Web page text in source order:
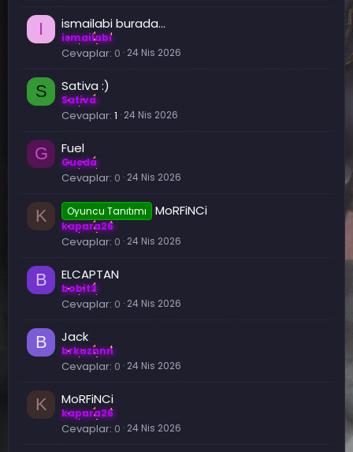
I ismailabi burada...
ismailabi
Cevaplar 0 24 Nis 2026
S Sativa :)
Sativa
Cevaplar 1 24 Nis 2026
G Fuel
Gueda
Cevaplar 0 24 Nis 2026
K Oyuncu Tanıtımı MoRFiNCi
kapara26
Cevaplar 0 24 Nis 2026
B ELCAPTAN
bobit3
Cevaplar 0 24 Nis 2026
B Jack
brkuznnn
Cevaplar 0 24 Nis 2026
K MoRFiNCi
kapara26
Cevaplar 0 24 Nis 2026